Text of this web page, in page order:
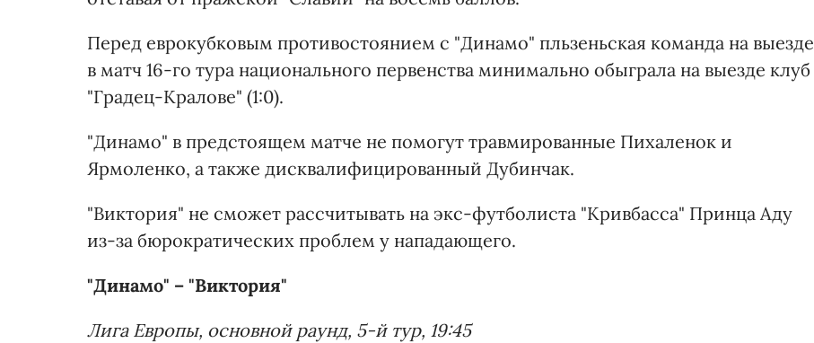
Перед еврокубковым противостоянием с "Динамо" пльзеньская команда на выезде
в матч 16-го тура национального первенства минимально обыграла на выезде клуб
"Градец-Кралове" (1:0).
"Динамо" в предстоящем матче не помогут травмированные Пихаленок и
Ярмоленко, а также дисквалифицированный Дубинчак.
"Виктория" не сможет рассчитывать на экс-футболиста "Кривбасса" Принца Аду
из-за бюрократических проблем у нападающего.
"Динамо" – "Виктория"
Лига Европы, основной раунд, 5-й тур, 19:45